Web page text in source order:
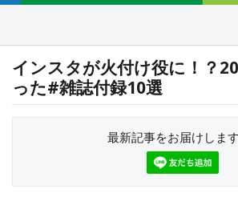
インスタが火付け役に！？
った#雑誌付録10選
最新記事をお届けします